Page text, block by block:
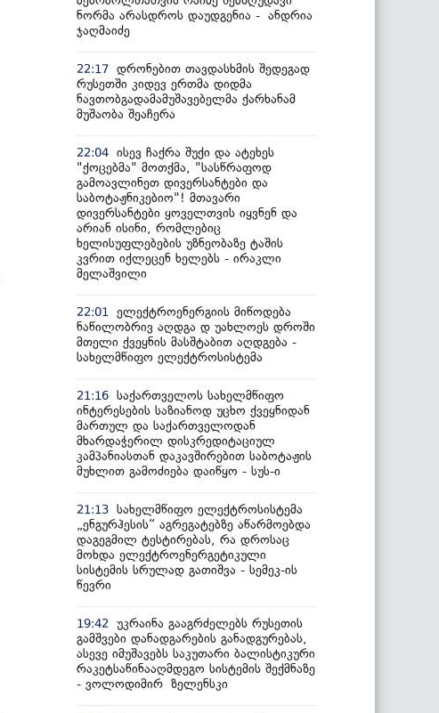
ნორმა არასდროს დაუდგენია - ანდრია
ჯაღმაიძე
22:17 დრონებით თავდასხმის შედეგად
რუსეთში კიდევ ერთმა დიდმა
ნავთობგადამამუშავებელმა ქარხანამ
მუშაობა შეაჩერა
22:04 ისევ ჩაქრა შუქი და ატეხეს
"ქოცებმა" მოთქმა, "სასწრაფოდ
გამოავლინეთ დივერსანტები და
საბოტაჟნიკებიო"! მთავარი
დივერსანტები ყოველთვის იყვნენ და
არიან ისინი, რომლებიც
ხელისუფლებების უზნეობაზე ტაშის
კვრით იქლეცენ ხელებს - ირაკლი
მელაშვილი
22:01
ელექტროენერგიის მიწოდება
ნაწილობრივ აღდგა დ უახლოეს დროში
მთელი ქვეყნის მასშტაბით აღდგება -
სახელმწიფო ელექტროსისტემა
21:16 საქართველოს სახელმწიფო
ინტერესების საზიანოდ უცხო ქვეყნიდან
მართულ და საქართველოდან
მხარდაჭერილ დისკრედიტაციულ
კამპანიასთან დაკავშირებით საბოტაჟის
მუხლით გამოძიება დაიწყო - სუს-ი
21:13 სახელმწიფო ელექტროსისტემა
„ენგურჰესის“ აგრეგატებზე აწარმოებდა
დაგეგმილ ტესტირებას, რა დროსაც
მოხდა ელექტროენერგეტიკული
სისტემის სრულად გათიშვა - სემეკ-ის
წევრი
19:42
უკრაინა გააგრძელებს რუსეთის
გამშვები დანადგარების განადგურებას,
ასევე იმუშავებს საკუთარი ბალისტიკური
რაკეტსაწინააღმდეგო სისტემის შექმნაზე
- ვოლოდიმირ ზელენსკი